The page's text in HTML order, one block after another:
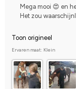
Mega mooi 😍 en
Het zou
Toon origineel
Ervaren maat: Klein